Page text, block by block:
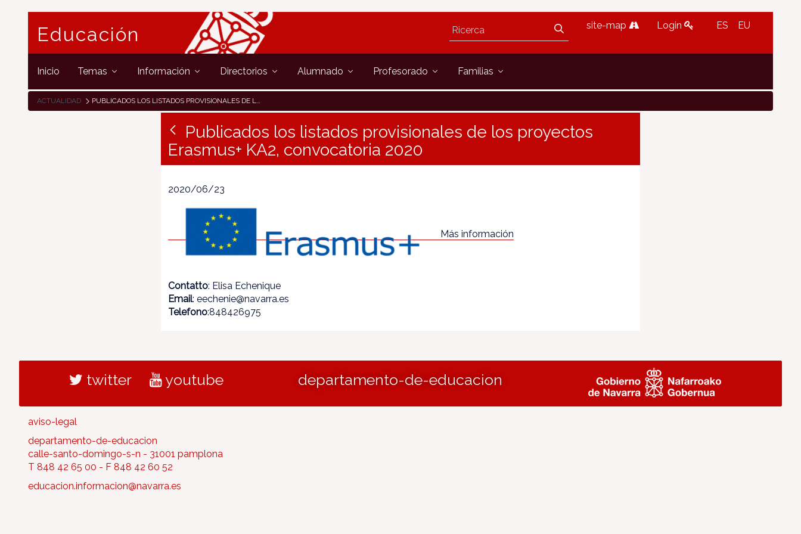
Educación site-map Login ES EU
Inicio Temas Información Directorios Alumnado Profesorado Familias
ACTUALIDAD PUBLICADOS LOS LISTADOS PROVISIONALES DE LOS PROYECTOS ERASMUS+ KA2, CONVOCATORIA 2020
Publicados los listados provisionales de los proyectos
Erasmus+ KA2, convocatoria 2020
2020/06/23
Más información
Contatto: Elisa Echenique
Email: eechenie@navarra.es
Telefono:848426975
twitter youtube departamento-de-educacion
aviso-legal
departamento-de-educacion
calle-santo-domingo-s-n - 31001 pamplona
T 848 42 65 00 - F 848 42 60 52
educacion.informacion@navarra.es